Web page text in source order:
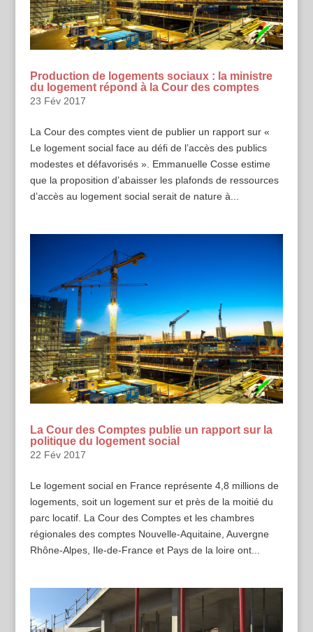
Production de logements sociaux : la ministre
du logement répond à la Cour des comptes
23 Fév 2017
La Cour des comptes vient de publier un rapport sur «
Le logement social face au défi de l’accès des publics
modestes et défavorisés ». Emmanuelle Cosse estime
que la proposition d’abaisser les plafonds de ressources
d’accès au logement social serait de nature à...
La Cour des Comptes publie un rapport sur la
politique du logement social
22 Fév 2017
Le logement social en France représente 4,8 millions de
logements, soit un logement sur et près de la moitié du
parc locatif. La Cour des Comptes et les chambres
régionales des comptes Nouvelle-Aquitaine, Auvergne
Rhône-Alpes, Ile-de-France et Pays de la loire ont...